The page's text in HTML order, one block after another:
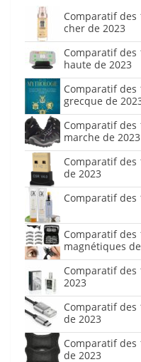
Comparatif
cher de 2023
Comparatif des
haute de 2023
Comparatif
grecque de
Comparatif des
marche de 2023
Comparatif des
de 2023
Comparatif des
Comparatif des
magnétiques
Comparatif des
2023
Comparatif des
de 2023
Comparatif
de 2023